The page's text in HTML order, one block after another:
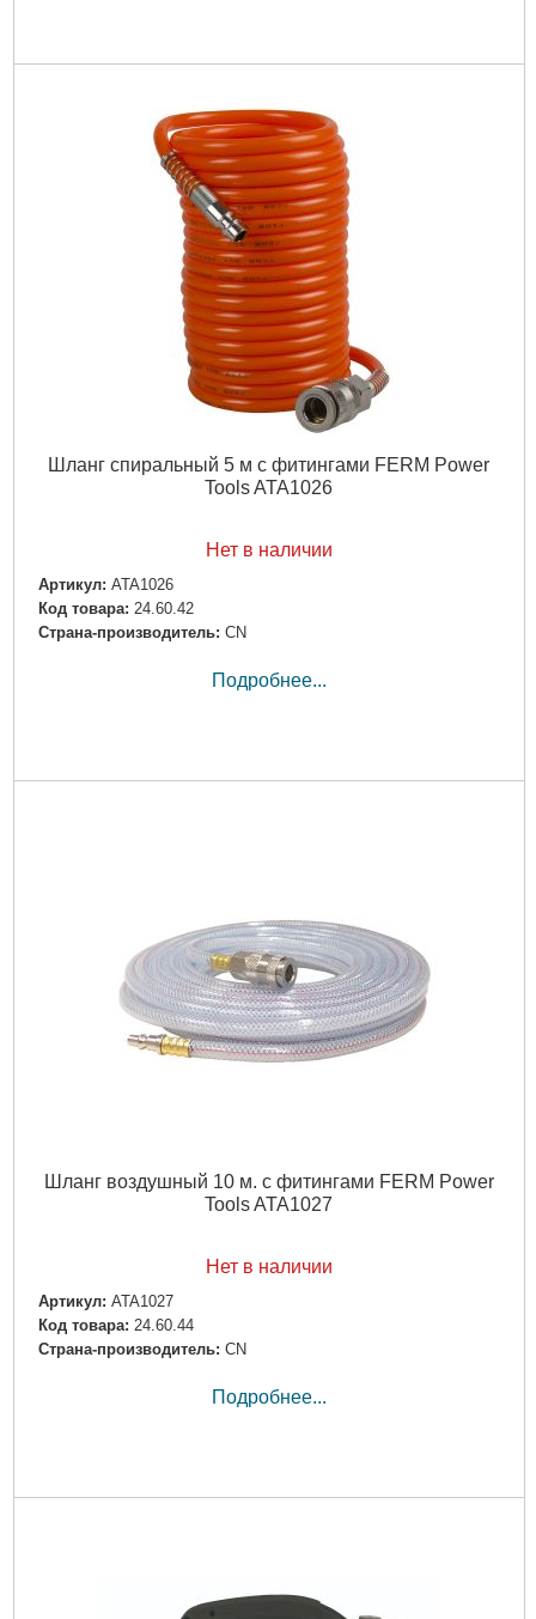
Шланг спиральный 5 м с фитингами FERM Power
Tools ATA1026
Нет в наличии
Артикул: ATA1026
Код товара: 24.60.42
Страна-производитель: CN
Подробнее...
Шланг воздушный 10 м. с фитингами FERM Power
Tools ATA1027
Нет в наличии
Артикул: ATA1027
Код товара: 24.60.44
Страна-производитель: CN
Подробнее...